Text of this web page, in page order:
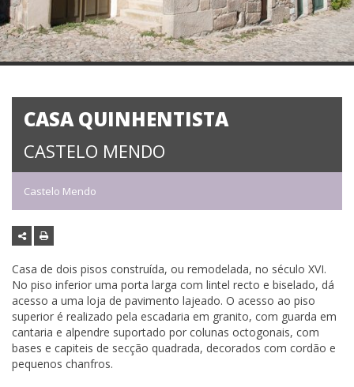
CASA QUINHENTISTA
CASTELO MENDO
Castelo Mendo
Casa de dois pisos construída, ou remodelada, no século XVI.
No piso inferior uma porta larga com lintel recto e biselado, dá
acesso a uma loja de pavimento lajeado. O acesso ao piso
superior é realizado pela escadaria em granito, com guarda em
cantaria e alpendre suportado por colunas octogonais, com
bases e capiteis de secção quadrada, decorados com cordão e
pequenos chanfros.